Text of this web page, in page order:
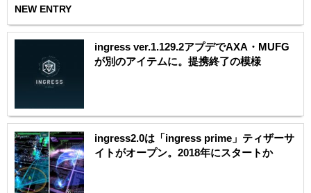
NEW ENTRY
ingress ver.1.129.2アプデでAXA・MUFG
が別のアイテムに。提携終了の模様
ingress2.0は「ingress prime」ティザーサ
イトがオープン。2018年にスタートか